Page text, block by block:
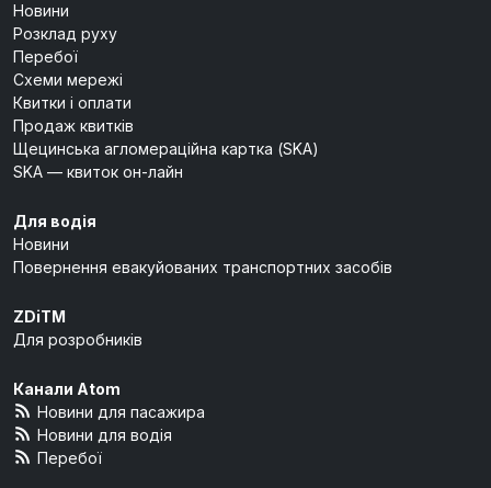
Новини
Розклад руху
Перебої
Схеми мережі
Квитки і оплати
Продаж квитків
Щецинська агломераційна картка (SKA)
SKA — квиток он-лайн
Для водія
Новини
Повернення евакуйованих транспортних засобів
ZDiTM
Для розробників
Канали Atom
Новини для пасажира
Новини для водія
Перебої